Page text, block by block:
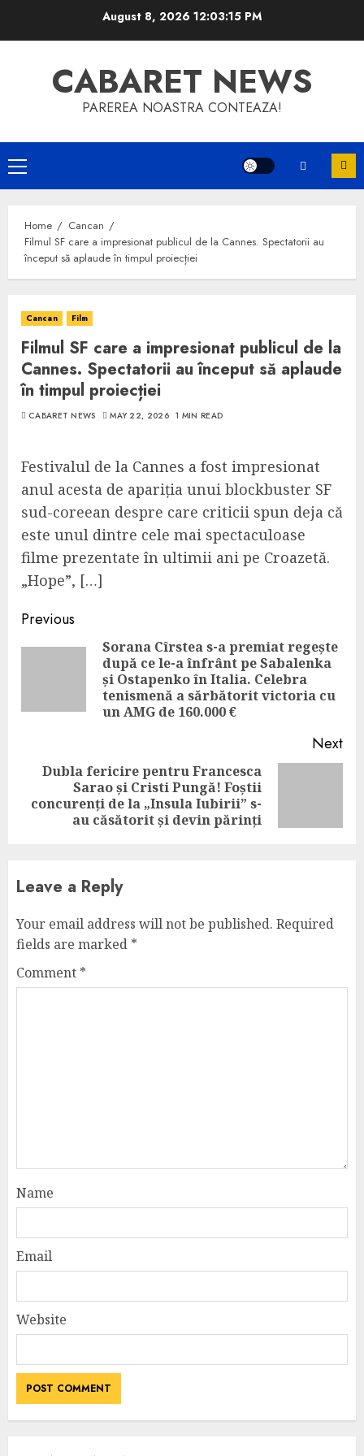
August 8, 2026 12:03:15 PM
CABARET NEWS
PAREREA NOASTRA CONTEAZA!
Primary
Menu
Home
Cancan
Filmul SF care a impresionat publicul de la Cannes. Spectatorii au
început să aplaude în timpul proiecției
Cancan Film
Filmul SF care a impresionat publicul de la
Cannes. Spectatorii au început să aplaude
în timpul proiecției
CABARET NEWS MAY 22, 2026 1 MIN READ
Festivalul de la Cannes a fost impresionat
anul acesta de apariția unui blockbuster SF
sud-coreean despre care criticii spun deja că
este unul dintre cele mai spectaculoase
filme prezentate în ultimii ani pe Croazetă.
„Hope”, […]
Continue
Reading
Previous
Sorana Cîrstea s-a premiat regește
după ce le-a înfrânt pe Sabalenka
și Ostapenko în Italia. Celebra
tenismenă a sărbătorit victoria cu
un AMG de 160.000 €
Next
post:
Dubla fericire pentru Francesca
Sarao și Cristi Pungă! Foștii
concurenți de la „Insula Iubirii” s-
au căsătorit și devin părinți
Leave a Reply
Your email address will not be published. Required
fields are marked *
Comment *
Name
Email
Website